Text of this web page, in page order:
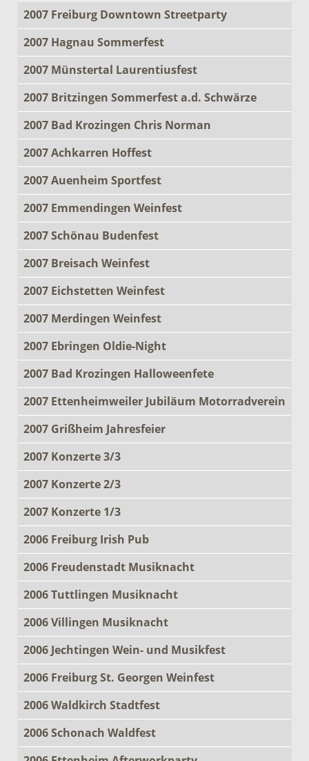
2007 Freiburg Downtown Streetparty
2007 Hagnau Sommerfest
2007 Münstertal Laurentiusfest
2007 Britzingen Sommerfest a.d. Schwärze
2007 Bad Krozingen Chris Norman
2007 Achkarren Hoffest
2007 Auenheim Sportfest
2007 Emmendingen Weinfest
2007 Schönau Budenfest
2007 Breisach Weinfest
2007 Eichstetten Weinfest
2007 Merdingen Weinfest
2007 Ebringen Oldie-Night
2007 Bad Krozingen Halloweenfete
2007 Ettenheimweiler Jubiläum Motorradverein
2007 Grißheim Jahresfeier
2007 Konzerte 3/3
2007 Konzerte 2/3
2007 Konzerte 1/3
2006 Freiburg Irish Pub
2006 Freudenstadt Musiknacht
2006 Tuttlingen Musiknacht
2006 Villingen Musiknacht
2006 Jechtingen Wein- und Musikfest
2006 Freiburg St. Georgen Weinfest
2006 Waldkirch Stadtfest
2006 Schonach Waldfest